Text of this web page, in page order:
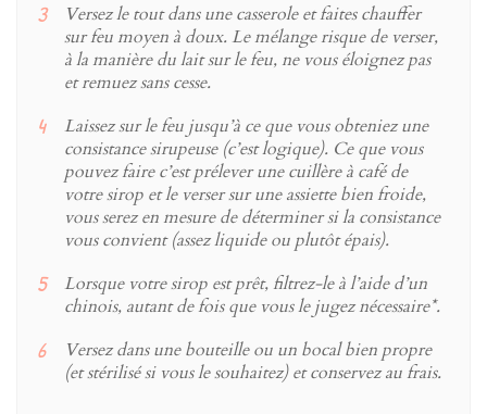
Versez le tout dans une casserole et faites chauffer
sur feu moyen à doux. Le mélange risque de verser,
à la manière du lait sur le feu, ne vous éloignez pas
et remuez sans cesse.
Laissez sur le feu jusqu’à ce que vous obteniez une
consistance sirupeuse (c’est logique). Ce que vous
pouvez faire c’est prélever une cuillère à café de
votre sirop et le verser sur une assiette bien froide,
vous serez en mesure de déterminer si la consistance
vous convient (assez liquide ou plutôt épais).
Lorsque votre sirop est prêt, filtrez-le à l’aide d’un
chinois, autant de fois que vous le jugez nécessaire*.
Versez dans une bouteille ou un bocal bien propre
(et stérilisé si vous le souhaitez) et conservez au frais.